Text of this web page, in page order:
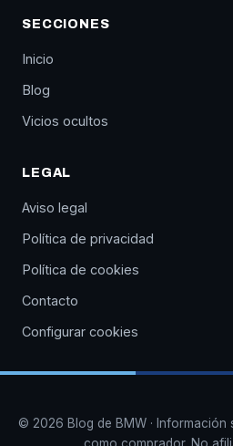
SECCIONES
Inicio
Blog
Vicios ocultos
LEGAL
Aviso legal
Política de privacidad
Política de cookies
Contacto
Configurar cookies
© 2026 Blog de BMW · Información